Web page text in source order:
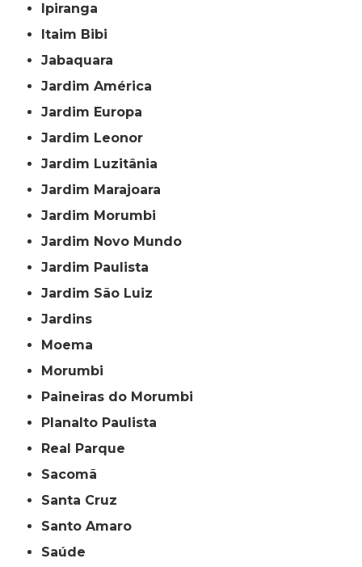
Ipiranga
Itaim Bibi
Jabaquara
Jardim América
Jardim Europa
Jardim Leonor
Jardim Luzitânia
Jardim Marajoara
Jardim Morumbi
Jardim Novo Mundo
Jardim Paulista
Jardim São Luiz
Jardins
Moema
Morumbi
Paineiras do Morumbi
Planalto Paulista
Real Parque
Sacomã
Santa Cruz
Santo Amaro
Saúde